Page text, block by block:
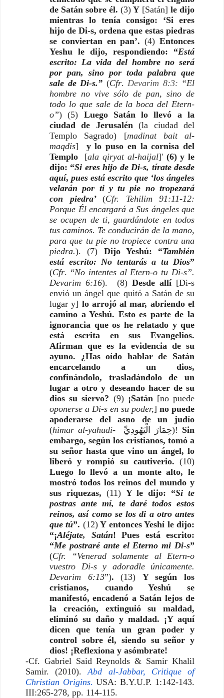
de Satán sobre él. (3) Y [Satán] le dijo
mientras lo tenía consigo: ‘Si eres
hijo de Di-s, ordena que estas piedras
se conviertan en pan’.(4) Entonces
Yeshu le dijo, respondiendo: “Está
escrito: La vida del hombre no será
por pan, sino por toda palabra que
sale de Di-s.” (Cfr. Devarim 8:3: “El
hombre no vive sólo de pan, sino de
todo lo que sale de la boca del Etern-
o”) (5) Luego Satán lo llevó a la
ciudad de Jerusalén(la ciudad del
Templo Sagrado)
[madinat bait al-
maqdis] y lo puso en la cornisa del
Templo [ala qiryat al-haijal]' (6) y le
dijo: “Si eres hijo de Di-s, tírate desde
aquí, pues está escrito que ‘los ángeles
velarán por ti y tu pie no tropezará
con piedra’ (Cfr. Tehilim 91:11-12:
Porque Él encargará a Sus ángeles que
se ocupen de ti, guardándote en todos
tus caminos. Te conducirán de la mano,
para que tu pie no tropiece contra una
piedra.). (7) Dijo Yeshú: “También
está escrito: No tentarás a tu Dios”
(Cfr. “No intentes al Etern-o tu Di-s”.
Devarim 6:16). (8)Desde allí[Di-s
envió un ángel que quitó a Satán de su
lugar y] lo arrojó al mar, abriendo el
camino a Yeshú. Esto es parte de la
ignorancia que os he relatado y que
está escrita en sus Evangelios.
Afirman que es la evidencia de su
ayuno. ¿Has oído hablar de Satán
encarcelando a un dios,
confinándolo, trasladándolo de un
lugar a otro y deseando hacer de su
dios su siervo? (9)¡Satán [no puede
oponerse a Di-s en su poder,] no puede
apoderarse del asno de un judío
(himar al-yahudi- حِمَارَ الْيَهُودِيِّ)! Sin
embargo, según los cristianos, tomó a
su señor hasta que vino un ángel, lo
liberó y rompió su cautiverio. (10)
Luego lo llevó a un monte alto, le
mostró todos los reinos del mundo y
sus riquezas, (11) Y le dijo: “Si te
postras ante mí, te daré todos estos
reinos, así como se los di a otro antes
que tú”. (12)Y entonces Yeshí le dijo:
“¡Aléjate, Satán! Pues está escrito:
“Me postraré ante el Eterno mi Di-s”
(Cfr. “Venerad solamente al Etern-o
vuestro Di-s y adoradle únicamente.
Devarim 6:13”).(13) Y según los
cristianos, cuando Yeshú se
manifestó, encadenó a Satán lejos de
la creación, extinguió su maldad,
eliminó su daño y maldad. ¡Y aquí
dicen que tenía un gran poder y
control sobre él, siendo su señor y
dios! ¡Reflexiona y asómbrate!
-Cf. Gabriel Said Reynolds & Samir Khalil
Samir. (2010).
Abd al-Jabbar, Critique of
Christian Origins. USA: B.Y.U.P. 1:142-143.
III:265-278, pp. 114-115.